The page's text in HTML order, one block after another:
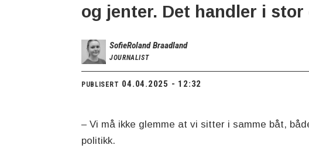
og jenter. Det handler i
SofieRoland Braadland
JOURNALIST
PUBLISERT 04.04.2025 - 12:32
– Vi må ikke glemme at vi sitter i samme båt,
politikk.